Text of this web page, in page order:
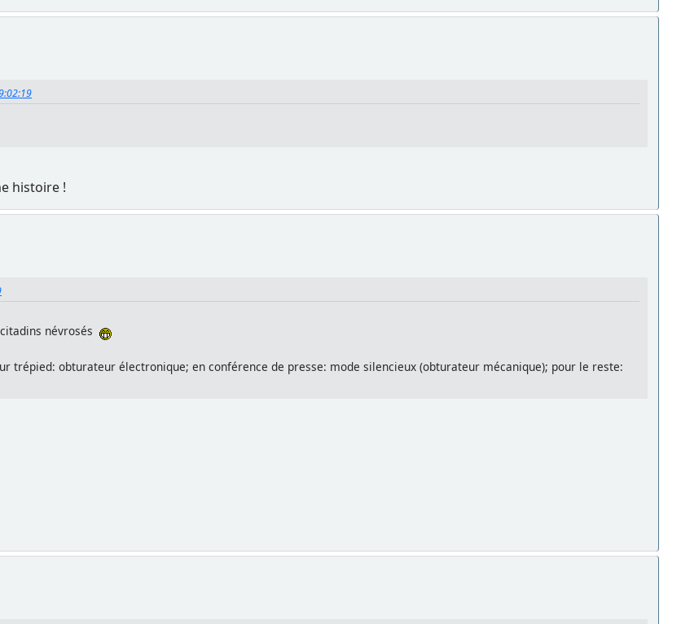
histoire !
névrosés
trépied: obturateur électronique; en conférence de presse: mode silencieux (obturateur mécanique); pour le reste: